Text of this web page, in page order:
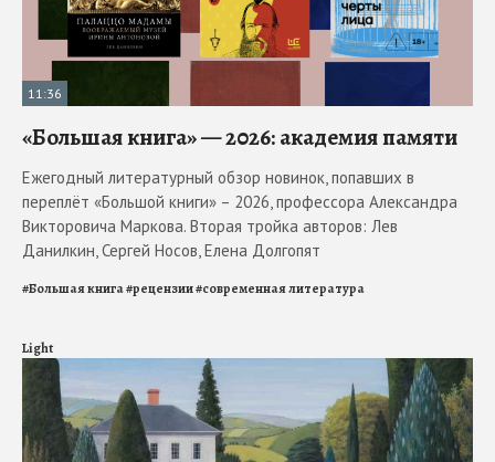
11:36
«Большая книга» — 2026: академия памяти
Ежегодный литературный обзор новинок, попавших в
переплёт «Большой книги» – 2026, профессора Александра
Викторовича Маркова. Вторая тройка авторов: Лев
Данилкин, Сергей Носов, Елена Долгопят
#Большая книга#рецензии#современная литература
Light